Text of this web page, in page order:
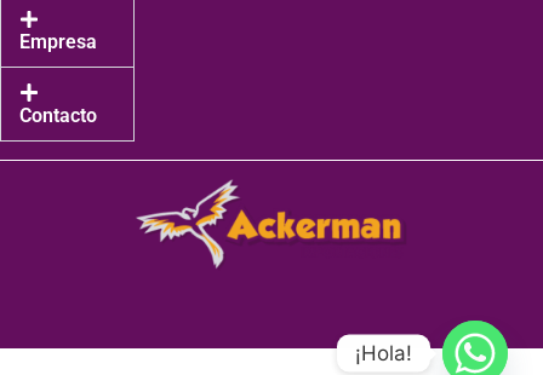
Empresa
Contacto
¡Hola!